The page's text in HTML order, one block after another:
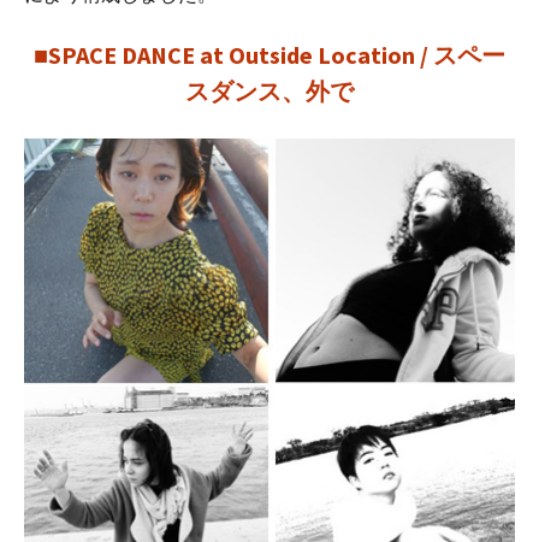
■SPACE DANCE at Outside Location / スペー
スダンス、外で